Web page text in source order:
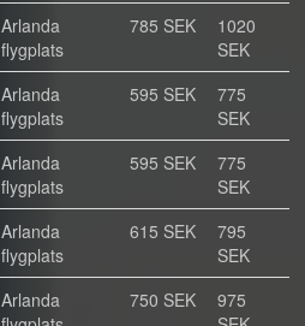
Arlanda
flygplats
785 SEK
1020
SEK
Arlanda
flygplats
595 SEK
775
SEK
Arlanda
flygplats
595 SEK
775
SEK
Arlanda
flygplats
615 SEK
795
SEK
Arlanda
750 SEK
975